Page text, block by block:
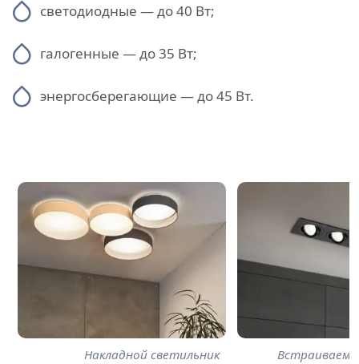
светодиодные — до 40 Вт;
галогенные — до 35 Вт;
энергосберегающие — до 45 Вт.
Накладной светильник